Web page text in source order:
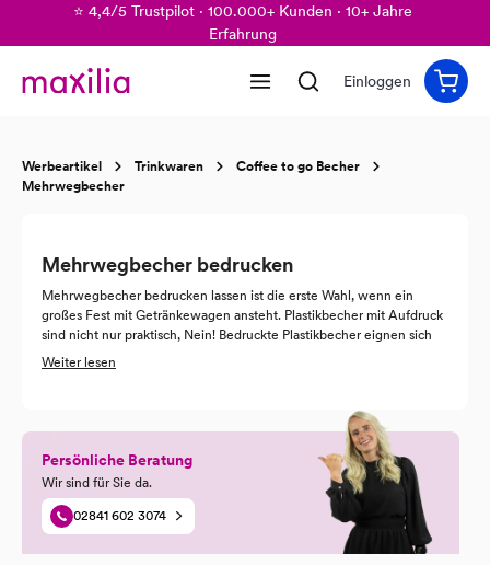
⭐ 4,4/5 Trustpilot · 100.000+ Kunden · 10+ Jahre
Erfahrung
Einloggen
Werbeartikel Trinkwaren
Coffee to go Becher
Mehrwegbecher
Mehrwegbecher bedrucken
Mehrwegbecher bedrucken lassen ist die erste Wahl, wenn ein
großes Fest mit Getränkewagen ansteht. Plastikbecher mit Aufdruck
sind nicht nur praktisch, Nein! Bedruckte Plastikbecher eignen sich
auch hervorragend als Werbeträger und nehmen Ihre Kunden mit in
Weiter lesen
Persönliche Beratung
Wir sind für Sie da.
02841 602 3074